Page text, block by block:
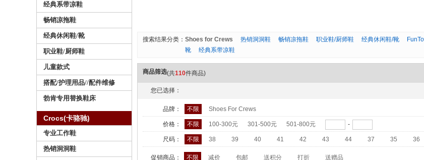
搜索结果分类： Shoes for Crews 热销洞洞鞋 畅销凉拖鞋 职业鞋/厨师鞋 经典休闲鞋/靴
靴
经典系带凉鞋
商品筛选(共110件商品)
您已选择：
品牌： 不限 Shoes For Crews
价格： 不限 100-300元 301-500元 501-800元 -
尺码： 不限 38 39 40 41 42 43 44 37 35 36
促销商品： 不限 减价 包邮 送积分 打折 送赠品
经典系带凉鞋
畅销凉拖鞋
经典休闲鞋/靴
职业鞋/厨师鞋
儿童款式
搭配/护理用品//配件维修
勃肯专用替换鞋床
Crocs(卡骆驰)
专业工作鞋
热销洞洞鞋